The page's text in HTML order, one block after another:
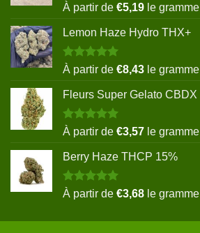
Note5.00
sur 5
À partir de €5,19 le gramme
Lemon Haze Hydro THX+
Note5.00
sur 5
À partir de €8,43 le gramme
Fleurs Super Gelato CBDX
Note5.00
sur 5
À partir de €3,57 le gramme
Berry Haze THCP 15%
Note5.00
sur 5
À partir de €3,68 le gramme